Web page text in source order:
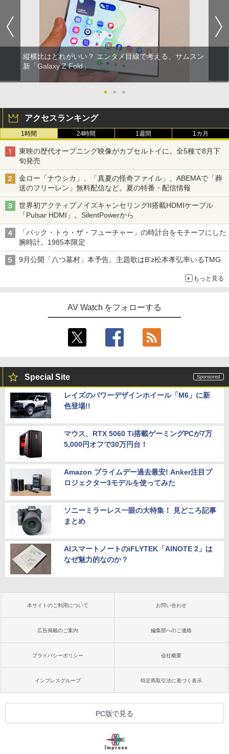
縦横比はどれがいい？ エンタメ目線で考える、サムスン
新「Galaxy Z Fold」
● ● ●
アクセスランキング
1時間 24時間 1週間 1カ月
東映の歴代オープニング映像がカプセルトイに。全5種で8月下
旬発売
金ロー「ナウシカ」、「真夏の怪奇ファイル」、ABEMAで「葬
送のフリーレン」無料配信など。夏の特番・配信情報
世界初アクティブノイズキャンセリングII搭載HDMIケーブル
「Pulsar HDMI」。SilentPowerから
「バック・トゥ・ザ・フューチャー」の時計台をモチーフにした
腕時計。1985本限定
9月公開「八つ墓村」本予告。主題歌はB'z松本孝弘率いるTMG
もっと見る
AV Watch をフォローする
Special Site
レイズのパワーデザインホイール「M6」に新
色登場!!
マウス、RTX 5060 Ti搭載ゲーミングPCが7万
5,000円オフで30万円台！
Amazon プライムデー過去最安! Anker注目プ
ロジェクター3モデルを使ってみた
ソニーミラーレス一眼の大特集！ 見どころ記事
まとめ
AIスマートノートのiFLYTEK「AINOTE 2」は
なぜ魅力的なのか？
本サイトのご利用について お問い合わせ
広告掲載のご案内 編集部へのご連絡
プライバシーポリシー 会社概要
インプレスグループ 特定商取引法に基づく表示
PC版で見る